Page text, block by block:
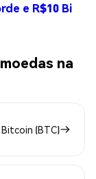
e R$10 Bi
na
(BTC)